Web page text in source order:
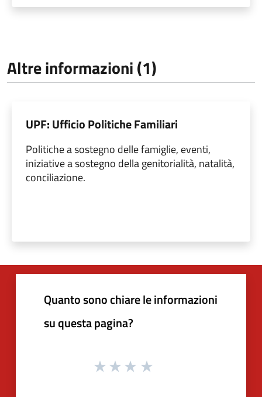
Altre informazioni (1)
UPF: Ufficio Politiche Familiari
Politiche a sostegno delle famiglie, eventi,
iniziative a sostegno della genitorialità, natalità,
conciliazione.
Quanto sono chiare le informazioni
su questa pagina?